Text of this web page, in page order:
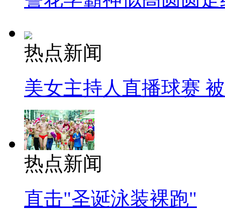
热点新闻
美女主持人直播球赛
热点新闻
直击"圣诞泳装裸跑"